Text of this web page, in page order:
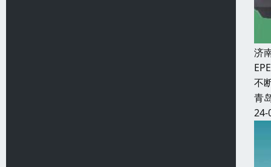
济
不
青
24-